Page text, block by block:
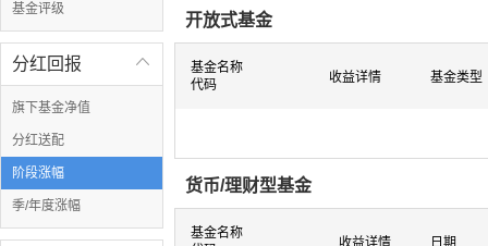
基金评级

分红回报
旗下基金净值
分红送配
阶段涨幅
季/年度涨幅
开放式基金
基金名称
代码
收益详情 基金类型
货币/理财型基金
基金名称
收益详情 日期